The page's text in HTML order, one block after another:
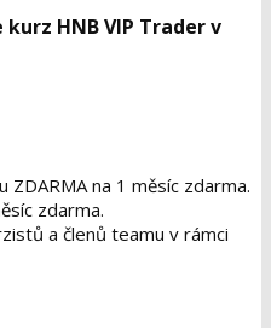
kurz HNB VIP Traderv
ZDARMA na 1 měsíc zdarma.
zdarma.
a členů teamu v rámci